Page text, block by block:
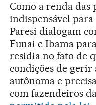
Como a renda das
indispensável para
Paresi dialogam
Funai e Ibama
residia no fato de
condições de gerir
autônoma e
com fazendeiros